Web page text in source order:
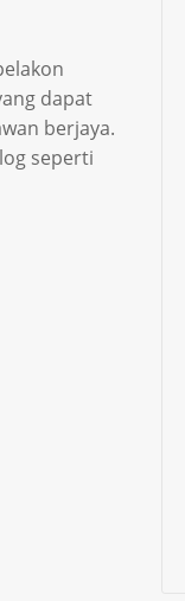
dapat
berjaya.
seperti